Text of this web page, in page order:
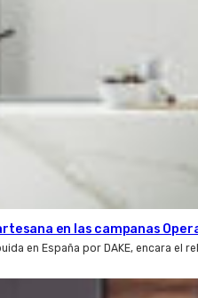
en las campanas
en España por DAKE, encara el